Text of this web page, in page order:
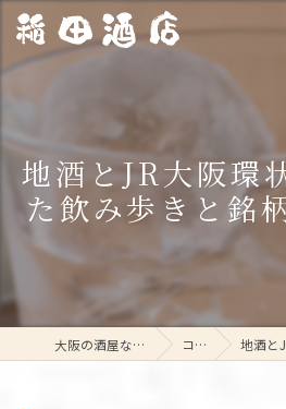
地酒とJR大阪環
た飲み歩きと銘
大阪の酒屋なら稲田酒店 コラム 地酒とJR大